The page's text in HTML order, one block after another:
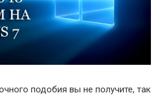
подобия вы не получите, так